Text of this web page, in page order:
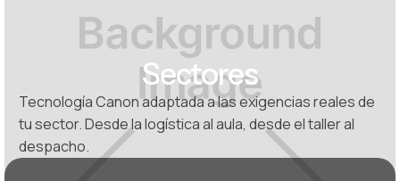
Sectores
Tecnología Canon adaptada a las exigencias reales de
tu sector. Desde la logística al aula, desde el taller al
despacho.